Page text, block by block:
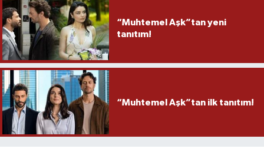
“Muhtemel Aşk”tan yeni
tanıtım!
“Muhtemel Aşk”tan ilk tanıtım!